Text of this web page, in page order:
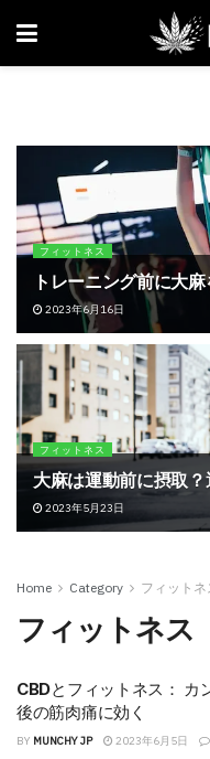
フィットネス
トレーニング前に大
2023年6月16日
フィットネス
大麻は運動前に摂取
2023年5月23日
Home Category フィットネ
フィットネス
CBDとフィットネス： カ
後の筋肉痛に効く
BY MUNCHY JP 2023年6月5日